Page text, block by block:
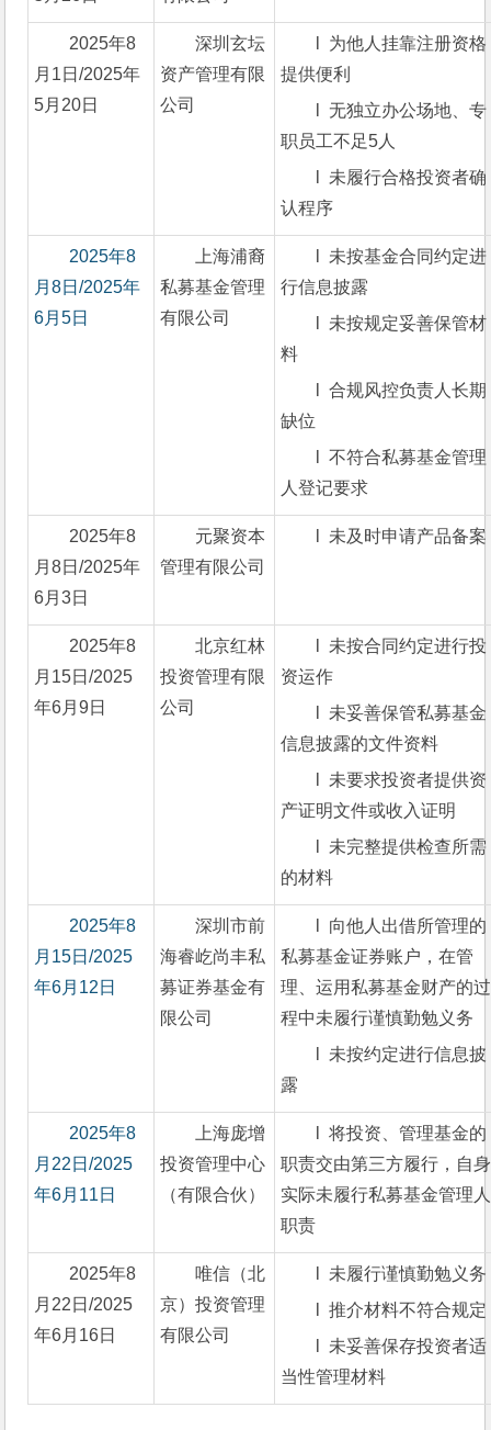
2025年8
月1日/2025年
5月20日
深圳玄坛
资产管理有限
公司
l  为他人挂靠注册资格
提供便利
l  无独立办公场地、专
职员工不足5人
l  未履行合格投资者确
认程序
2025年8
月8日/2025年
6月5日
上海浦裔
私募基金管理
有限公司
l  未按基金合同约定进
行信息披露
l  未按规定妥善保管材
料
l  合规风控负责人长期
缺位
l  不符合私募基金管理
人登记要求
2025年8
月8日/2025年
6月3日
元聚资本
管理有限公司
l  未及时申请产品备案
2025年8
月15日/2025
年6月9日
北京红林
投资管理有限
公司
l  未按合同约定进行投
资运作
l  未妥善保管私募基金
信息披露的文件资料
l  未要求投资者提供资
产证明文件或收入证明
l  未完整提供检查所需
的材料
2025年8
月15日/2025
年6月12日
深圳市前
海睿屹尚丰私
募证券基金有
限公司
l  向他人出借所管理的
私募基金证券账户，在管
理、运用私募基金财产的过
程中未履行谨慎勤勉义务
l  未按约定进行信息披
露
2025年8
月22日/2025
年6月11日
上海庞增
投资管理中心
（有限合伙）
l  将投资、管理基金的
职责交由第三方履行，自身
实际未履行私募基金管理人
职责
2025年8
月22日/2025
年6月16日
唯信（北
京）投资管理
有限公司
l  未履行谨慎勤勉义务
l  推介材料不符合规定
l  未妥善保存投资者适
当性管理材料